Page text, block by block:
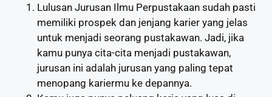
Lulusan Jurusan Ilmu Perpustakaan sudah pasti
memiliki prospek dan jenjang karier yang jelas
untuk menjadi seorang pustakawan. Jadi, jika
kamu punya cita-cita menjadi pustakawan,
jurusan ini adalah jurusan yang paling tepat
menopang kariermu ke depannya.